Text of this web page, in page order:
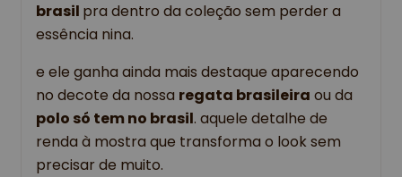
brasil pra dentro da coleção sem perder a
essência nina.
e ele ganha ainda mais destaque aparecendo
no decote da nossa regata brasileira
polo só tem no brasil. aquele detalhe de
renda à mostra que transforma o look sem
precisar de muito.